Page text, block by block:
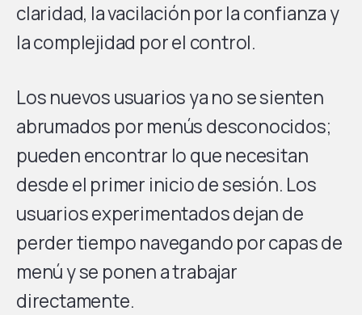
claridad, la vacilación por la confianza y
la complejidad por el control.
Los nuevos usuarios ya no se sienten
abrumados por menús desconocidos;
pueden encontrar lo que necesitan
desde el primer inicio de sesión. Los
usuarios experimentados dejan de
perder tiempo navegando por capas de
menú y se ponen a trabajar
directamente.